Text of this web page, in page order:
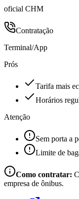
oficial CHM
Contratação
Terminal/App
Prós
Tarifa mais
Horários
Atenção
Sem porta a
Limite de
Como contratar:
empresa de ônibus.